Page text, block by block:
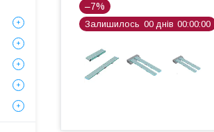
–7%
Залишилось 00 днів 00 00 00